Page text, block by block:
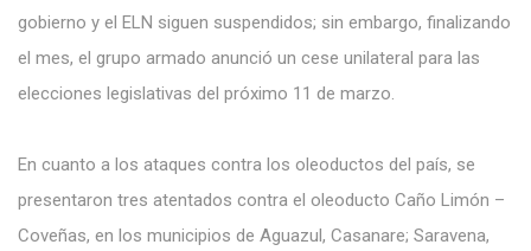
gobierno y el ELN siguen suspendidos; sin embargo, finalizando
el mes, el grupo armado anunció un cese unilateral para las
elecciones legislativas del próximo 11 de marzo.
En cuanto a los ataques contra los oleoductos del país, se
presentaron tres atentados contra el oleoducto Caño Limón –
Coveñas, en los municipios de Aguazul, Casanare; Saravena,